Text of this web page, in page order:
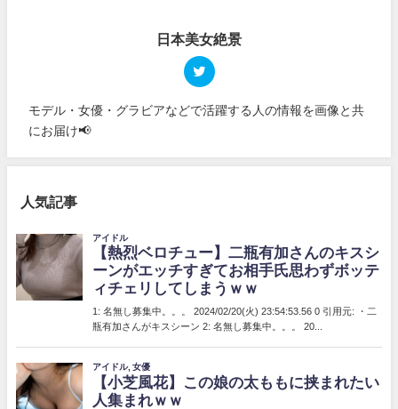
日本美女絶景
モデル・女優・グラビアなどで活躍する人の情報を画像と共
にお届け📢
人気記事